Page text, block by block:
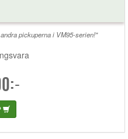
(cymbaler och liknande
har välvårdade skivor och borstar
en ML hålla längre än de
pickuperna i VM95-serien!"